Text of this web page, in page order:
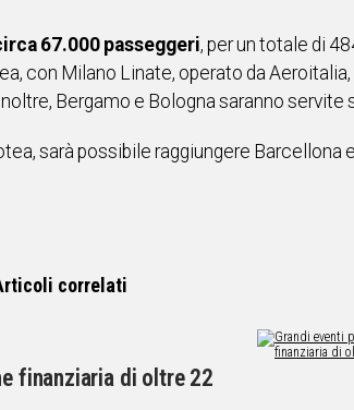
67.000 passeggeri, per un totale di
con Milano Linate, operato da
Bergamo e Bologna saranno servite
sarà possibile raggiungere Barcellona
correlati
finanziaria di oltre 22